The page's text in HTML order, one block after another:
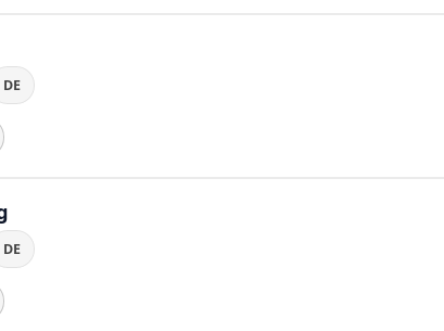
DE
DE